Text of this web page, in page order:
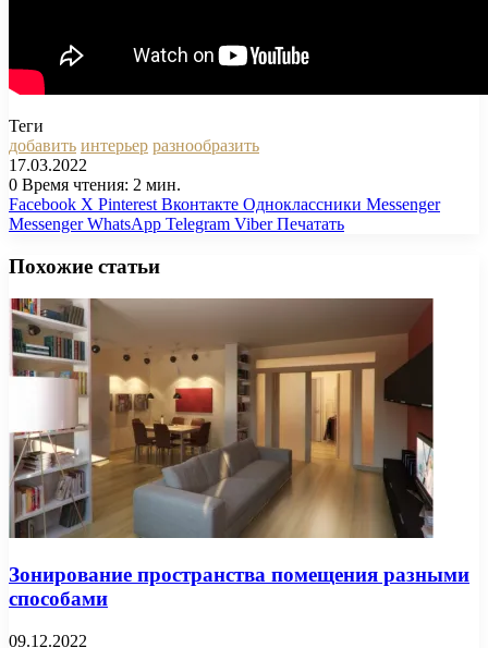
Теги
добавить интерьер разнообразить
17.03.2022
0 Время чтения: 2 мин.
Facebook X Pinterest Вконтакте Одноклассники Messenger
Messenger WhatsApp Telegram Viber Печатать
Похожие статьи
Зонирование пространства помещения разными
способами
09.12.2022